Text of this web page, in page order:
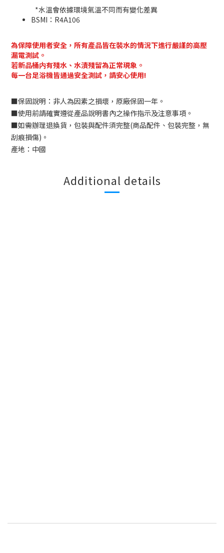
*水溫會依據環境氣溫不同而有變化差異
BSMI： R4A106
為保障使用者安全，所有產品皆在裝水的情況下進行嚴謹的高壓
漏電測試。
若新品桶内有殘水、水漬殘留為正常現象。
每一台足浴機皆通過安全測試，請安心使用!
■保固說明：非人為因素之損壞，原廠保固一年。
■使用前請確實遵從產品說明書內之操作指示及注意事項。
■如需辦理退換貨，包裝與配件須完整(商品配件、包裝完整，無
刮痕損傷) 。
產地：中國
Additional details